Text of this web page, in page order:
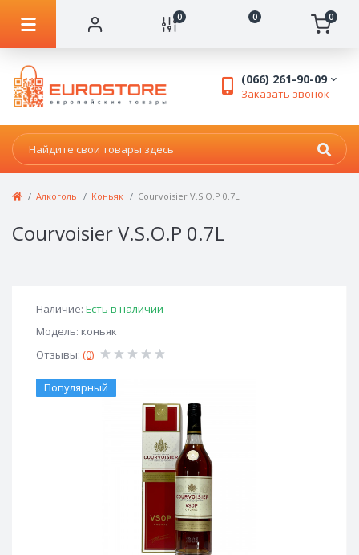
0 0 0
(066) 261-90-09
Заказать звонок
Алкоголь Коньяк Courvoisier V.S.O.P 0.7L
Courvoisier V.S.O.P 0.7L
Наличие: Есть в наличии
Модель: коньяк
Отзывы: (0)
Популярный